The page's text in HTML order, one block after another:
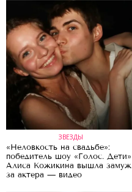
ЗВЕЗДЫ
«Неловкость на свадьбе»:
победитель шоу «Голос. Дети»
Алиса Кожикина вышла замуж
за актера — видео